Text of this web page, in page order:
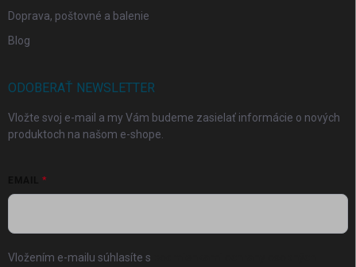
Doprava, poštovné a balenie
Blog
ODOBERAŤ NEWSLETTER
Vložte svoj e-mail a my Vám budeme zasielať informácie o nových
produktoch na našom e-shope.
Vložením e-mailu súhlasíte s